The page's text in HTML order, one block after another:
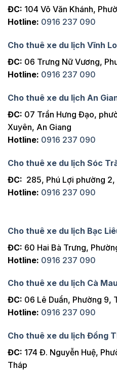
ĐC: 104 Võ Văn Khánh,
Hotline: 0916 237 090
Cho thuê xe du lịch Vĩnh
ĐC: 06 Trưng Nữ Vương,
Hotline: 0916 237 090
Cho thuê xe du lịch An
ĐC: 07 Trần Hưng Đạo,
Xuyên, An Giang
Hotline: 0916 237 090
Cho thuê xe du lịch Sóc
ĐC: 285, Phú Lợi phường 2,
Hotline: 0916 237 090
Cho thuê xe du lịch Bạc
ĐC: 60 Hai Bà Trưng,
Hotline: 0916 237 090
Cho thuê xe du lịch Cà Mau
ĐC: 06 Lê Duẩn, Phường 9,
Hotline: 0916 237 090
Cho thuê xe du lịch Đồng
ĐC: 174 Đ. Nguyễn Huệ,
Tháp